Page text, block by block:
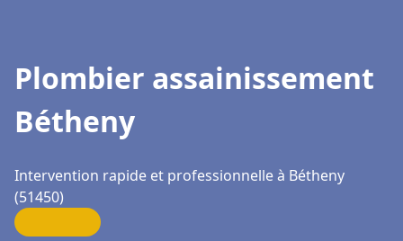
Plombier assainissement
Bétheny
Intervention rapide et professionnelle à Bétheny
(51450)